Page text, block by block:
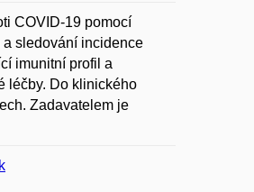
COVID-19 pomocí
sledování incidence
imunitní profil a
léčby. Do klinického
Zadavatelem je